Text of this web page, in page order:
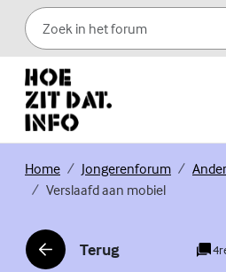
Skip to content
Home(Externe link)
Jongerenforum(Externe
Verslaafd aan mobiel
Terug
(Externe link) 4